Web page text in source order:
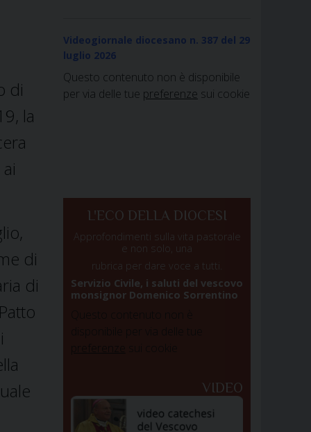
di
la
di
di
Videogiornale diocesano n. 387 del 29
luglio 2026
Questo contenuto non è disponibile
per via delle tue preferenze sui cookie
L'ECO DELLA DIOCESI
Approfondimenti sulla vita pastorale
e non solo, una
rubrica per dare voce a tutti.
Servizio Civile, i saluti del vescovo
monsignor Domenico Sorrentino
VIDEO